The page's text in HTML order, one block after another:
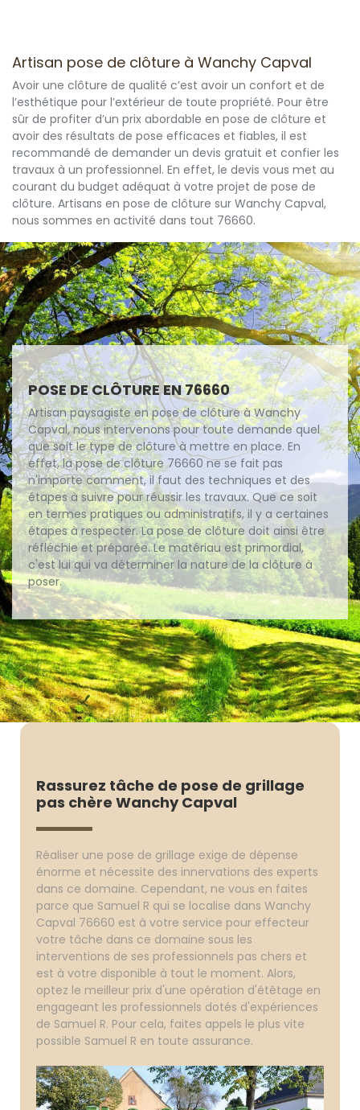
Artisan pose de clôture à Wanchy Capval
Avoir une clôture de qualité c’est avoir un confort et de
l’esthétique pour l’extérieur de toute propriété. Pour être
sûr de profiter d’un prix abordable en pose de clôture et
avoir des résultats de pose efficaces et fiables, il est
recommandé de demander un devis gratuit et confier les
travaux à un professionnel. En effet, le devis vous met au
courant du budget adéquat à votre projet de pose de
clôture. Artisans en pose de clôture sur Wanchy Capval,
nous sommes en activité dans tout 76660.
POSE DE CLÔTURE EN 76660
Artisan paysagiste en pose de clôture à Wanchy
Capval, nous intervenons pour toute demande quel
que soit le type de clôture à mettre en place. En
effet, la pose de clôture 76660 ne se fait pas
n'importe comment, il faut des techniques et des
étapes à suivre pour réussir les travaux. Que ce soit
en termes pratiques ou administratifs, il y a certaines
étapes à respecter. La pose de clôture doit ainsi être
réfléchie et préparée. Le matériau est primordial,
c'est lui qui va déterminer la nature de la clôture à
poser.
Rassurez tâche de pose de grillage
pas chère Wanchy Capval
Réaliser une pose de grillage exige de dépense
énorme et nécessite des innervations des experts
dans ce domaine. Cependant, ne vous en faites
parce que Samuel R qui se localise dans Wanchy
Capval 76660 est à votre service pour effecteur
votre tâche dans ce domaine sous les
interventions de ses professionnels pas chers et
est à votre disponible à tout le moment. Alors,
optez le meilleur prix d'une opération d'étêtage en
engageant les professionnels dotés d'expériences
de Samuel R. Pour cela, faites appels le plus vite
possible Samuel R en toute assurance.